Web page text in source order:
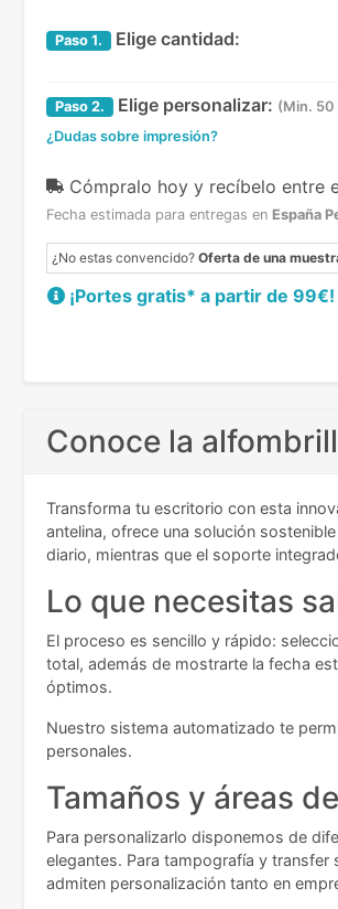
Paso 1. Elige cantidad:
Paso 2. Elige personalizar: (Min. 50
¿Dudas sobre impresión?
Cómpralo hoy y recíbelo entre
Fecha estimada para entregas en España
¿No estas convencido? Oferta de una
¡Portes gratis* a partir de 99€!
Conoce la
Transforma tu escritorio con esta
antelina, ofrece una solución
diario, mientras que el soporte
Lo que necesitas
El proceso es sencillo y rápido:
total, además de mostrarte la fecha
óptimos.
Nuestro sistema automatizado te
personales.
Tamaños y áreas
Para personalizarlo disponemos de
elegantes. Para tampografía y
admiten personalización tanto en